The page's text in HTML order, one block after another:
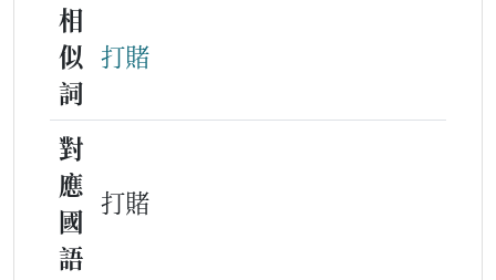
相
似
詞
打賭
對
應
國
語
打賭